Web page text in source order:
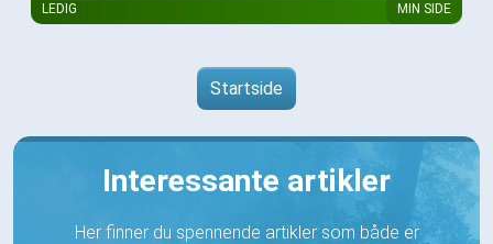
LEDIG MIN SIDE
Startside
Interessante artikler
Her finner du spennende artikler som både er